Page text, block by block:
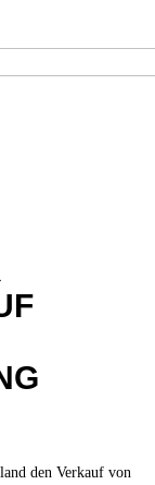
den Verkauf von